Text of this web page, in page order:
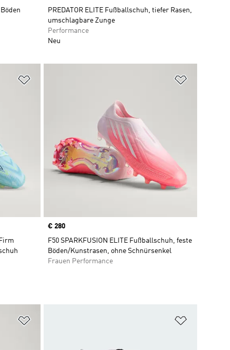
PREDATOR ELITE Fußballschuh, tiefer Rasen,
umschlagbare Zunge
Performance
Neu
Price
€ 280
F50 SPARKFUSION ELITE Fußballschuh, feste
Böden/Kunstrasen, ohne Schnürsenkel
Frauen Performance